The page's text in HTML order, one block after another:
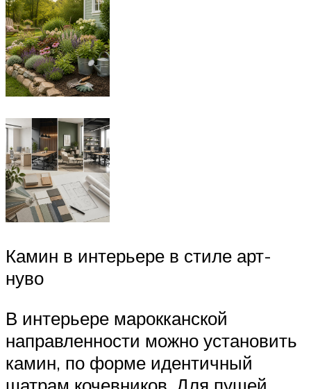
Камин в интерьере в стиле арт-
нуво
В интерьере марокканской
направленности можно установить
камин, по форме идентичный